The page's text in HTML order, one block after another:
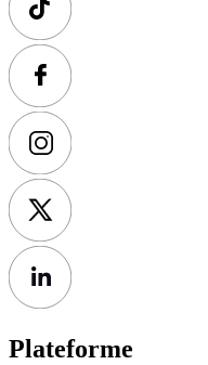
Plateforme